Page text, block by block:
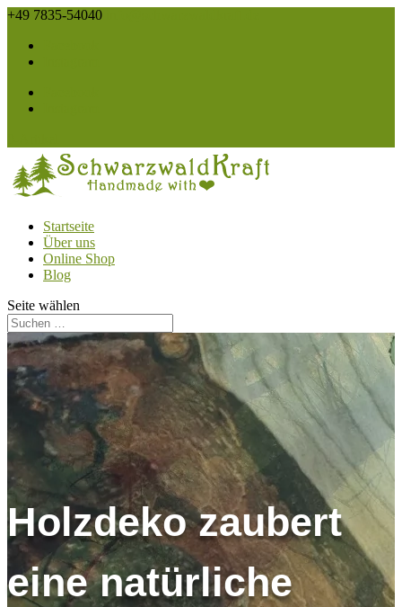
+49 7835-54040
Startseite
Über uns
Online Shop
Blog
Seite wählen
Holzdeko zaubert
eine natürliche